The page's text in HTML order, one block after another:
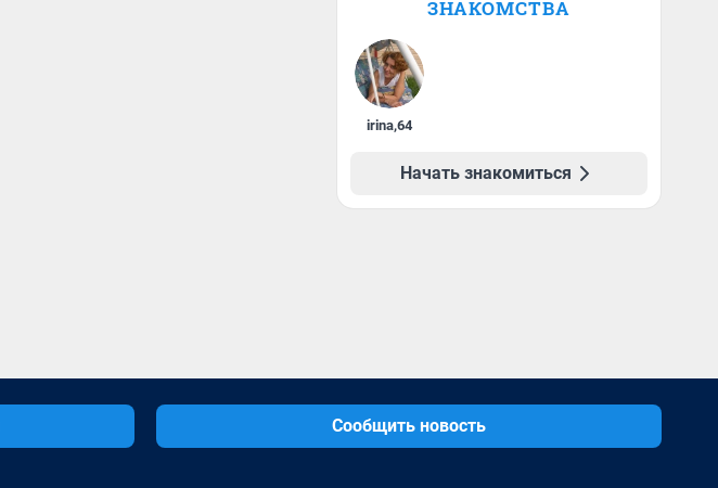
ЗНАКОМСТВА
irina,64
Начать знакомиться
Сообщить новость